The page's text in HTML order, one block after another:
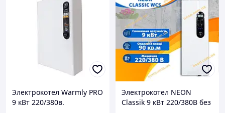
Электрокотел Warmly PRO
9 кВт 220/380в.
Электрокотел NEON
Classik 9 кВт 220/380В без